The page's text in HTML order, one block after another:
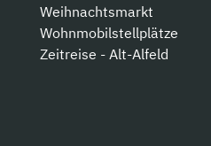
Weihnachtsmarkt
Wohnmobilstellplätze
Zeitreise - Alt-Alfeld